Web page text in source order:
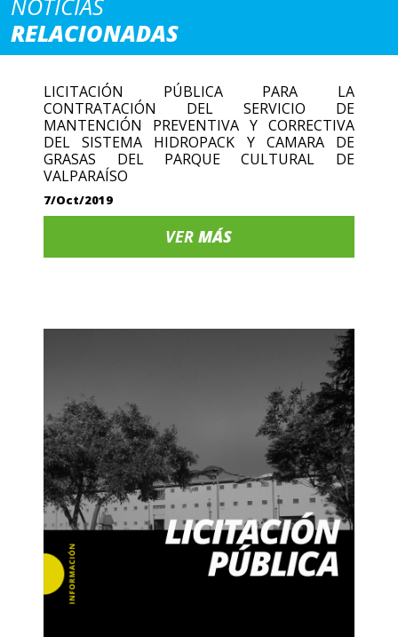
NOTICIAS
RELACIONADAS
LICITACIÓN PÚBLICA PARA LA
CONTRATACIÓN DEL SERVICIO DE
MANTENCIÓN PREVENTIVA Y CORRECTIVA
DEL SISTEMA HIDROPACK Y CAMARA DE
GRASAS DEL PARQUE CULTURAL DE
VALPARAÍSO
7/Oct/2019
VERMÁS